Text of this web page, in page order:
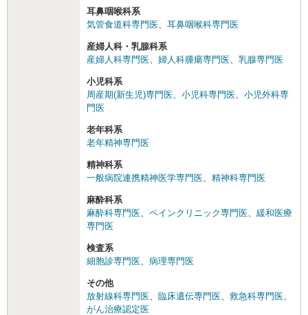
耳鼻咽喉科系
気管食道科専門医
耳鼻咽喉科専門医
産婦人科・乳腺科系
産婦人科専門医
婦人科腫瘍専門医 乳腺専門医
小児科系
周産期(新生児)専門医
小児科専門医
小児外科専
門医
老年科系
老年精神専門医
精神科系
一般病院連携精神医学専門医
精神科専門医
麻酔科系
麻酔科専門医
ペインクリニック専門医
緩和医療
専門医
検査系
細胞診専門医
病理専門医
その他
放射線科専門医
臨床遺伝専門医 救急科専門医
がん治療認定医